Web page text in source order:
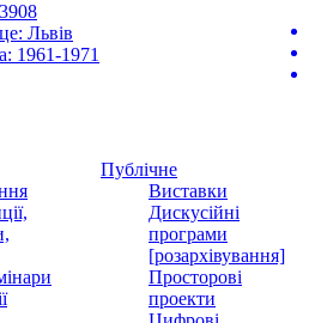
3908
Львів
1961-1971
Публічне
Виставки
Дискусійні
програми
[розархівування]
Просторові
проекти